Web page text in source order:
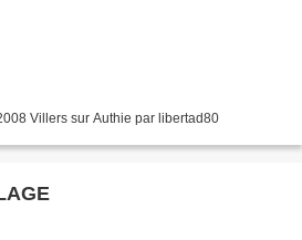
Villers sur Authie par libertad80